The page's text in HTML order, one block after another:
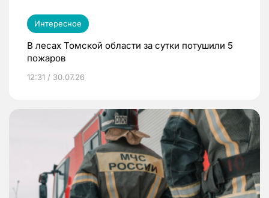
Интересное
В лесах Томской области за сутки потушили 5
пожаров
12:31 / 30.07.26